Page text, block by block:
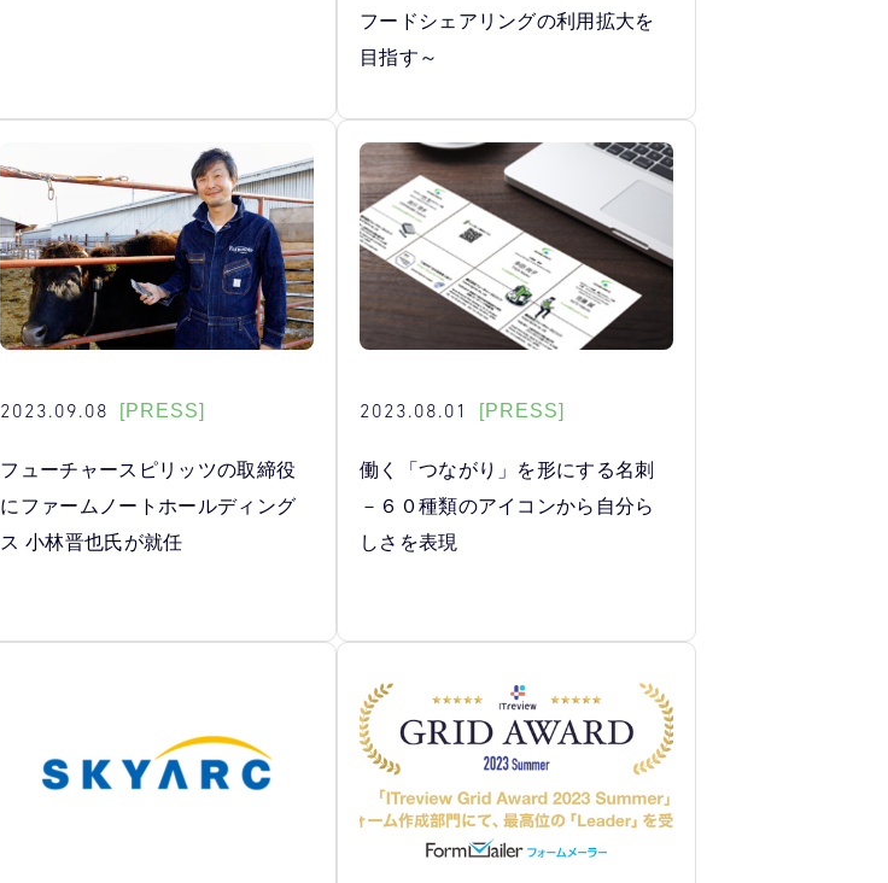
フードシェアリングの利用拡大を
目指す～
2023.09.08 [PRESS]
フューチャースピリッツの取締役
にファームノートホールディング
ス 小林晋也氏が就任
2023.08.01 [PRESS]
働く「つながり」を形にする名刺
－６０種類のアイコンから自分ら
しさを表現